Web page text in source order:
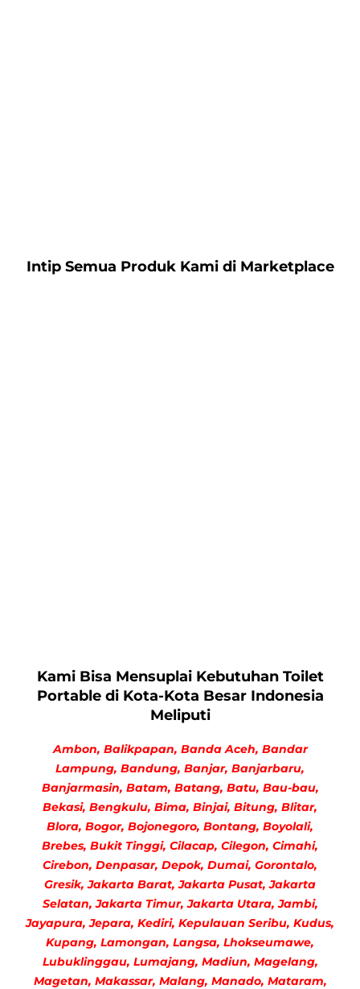
Intip Semua Produk Kami di Marketplace
Kami Bisa Mensuplai Kebutuhan Toilet
Portable di Kota-Kota Besar Indonesia
Meliputi
Ambon, Balikpapan, Banda Aceh, Bandar
Lampung, Bandung, Banjar, Banjarbaru,
Banjarmasin, Batam, Batang, Batu, Bau-bau,
Bekasi, Bengkulu, Bima, Binjai, Bitung, Blitar,
Blora, Bogor, Bojonegoro, Bontang, Boyolali,
Brebes, Bukit Tinggi, Cilacap, Cilegon, Cimahi,
Cirebon, Denpasar, Depok, Dumai, Gorontalo,
Gresik, Jakarta Barat, Jakarta Pusat, Jakarta
Selatan, Jakarta Timur, Jakarta Utara, Jambi,
Jayapura, Jepara, Kediri, Kepulauan Seribu, Kudus,
Kupang, Lamongan, Langsa, Lhokseumawe,
Lubuklinggau, Lumajang, Madiun, Magelang,
Magetan, Makassar, Malang, Manado, Mataram,